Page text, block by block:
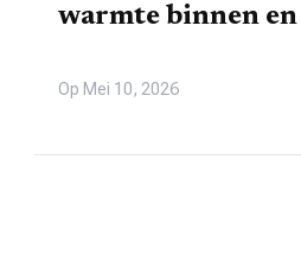
warmte binnen en
Op Mei 10, 2026